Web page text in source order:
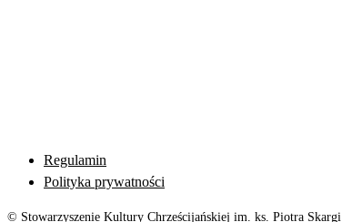
Regulamin
Polityka prywatności
© Stowarzyszenie Kultury Chrześcijańskiej im. ks. Piotra Skargi